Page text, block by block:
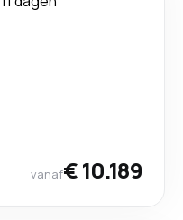
vanaf€ 10.189